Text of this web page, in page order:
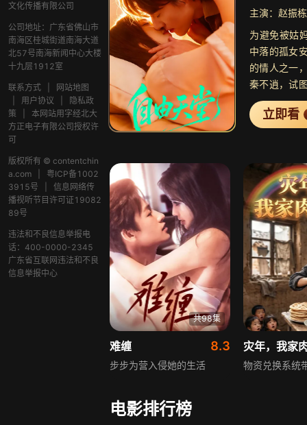
文化传播有限公司
公司地址：广东省佛山市
南海区桂城街道南海大道
北57号南海新闻中心大楼
十九层1912室
联系方式
网站地图
用户协议
隐私政
策
本网站用字经北大
方正电子有限公司授权许
可
版权所有 © contentchin
a.com
粤ICP备1002
3915号
信息网络传
播视听节目许可证19082
89号
违法和不良信息举报电
话：400-0000-2345
广东省互联网违法和不良
信息举报中心
主演：赵振
为避免被姑
中落的孤女
的情人之一
秦不逍，试
赴海外。秦
强行将安憬
不仅如此，
是这份留
憬，他遭遇
含泪奔赴海
逍重逢。深
口，安憬如
到遭遇“毒枭
疗。谎言才
秦不逍复仇
立即看
共98集
难缠 8.3
步步为营入侵她的生活
灾年，我家
物资兑换系统
电影排行榜